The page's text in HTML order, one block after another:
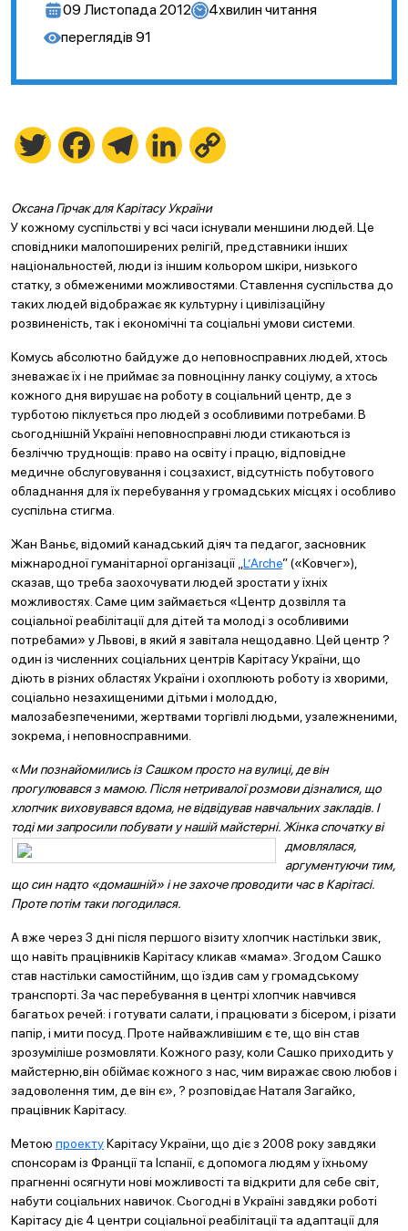
09 Листопада 2012 4хвилин читання
переглядів 91
Twitter FacebookTelegramLinkedIn
Оксана Гірчак для Карітасу України
У кожному суспільстві у всі часи існували меншини людей. Це
сповідники малопоширених релігій, представники інших
національностей, люди із іншим кольором шкіри, низького
статку, з обмеженими можливостями. Ставлення суспільства до
таких людей відображає як культурну і цивілізаційну
розвиненість, так і економічні та соціальні умови системи.
Комусь абсолютно байдуже до неповносправних людей, хтось
зневажає їх і не приймає за повноцінну ланку соціуму, а хтось
кожного дня вирушає на роботу в соціальний центр, де з
турботою піклується про людей з особливими потребами. В
сьогоднішній Україні неповносправні люди стикаються із
безліччю труднощів: право на освіту і працю, відповідне
медичне обслуговування і соцзахист, відсутність побутового
обладнання для їх перебування у громадських місцях і особливо
суспільна стигма.
Жан Ваньє, відомий канадський діяч та педагог, засновник
міжнародної гуманітарної організації „ L’Arche” («Ковчег»),
сказав, що треба заохочувати людей зростати у їхніх
можливостях. Саме цим займається «Центр дозвілля та
соціальної реабілітації для дітей та молоді з особливими
потребами» у Львові, в який я завітала нещодавно. Цей центр ?
один із численних соціальних центрів Карітасу України, що
діють в різних областях України і охоплюють роботу із хворими,
соціально незахищеними дітьми і молоддю,
малозабезпеченими, жертвами торгівлі людьми, узалежненими,
зокрема, і неповносправними.
«Ми познайомились із Сашком просто на вулиці, де він
прогулювався з мамою. Після нетривалої розмови дізналися, що
хлопчик виховувався вдома, не відвідував навчальних закладів. І
тоді ми запросили побувати у нашій майстерні. Жінка спочатку ві
дмовлялася,
аргументуючи тим,
що син надто «домашній» і не захоче проводити час в Карітасі.
Проте потім таки погодилася.
А вже через 3 дні після першого візиту хлопчик настільки звик,
що навіть працівників Карітасу кликав «мама». Згодом Сашко
став настільки самостійним, що їздив сам у громадському
транспорті. За час перебування в центрі хлопчик навчився
багатьох речей: і готувати салати, і працювати з бісером, і різати
папір, і мити посуд. Проте найважливішим є те, що він став
зрозуміліше розмовляти. Кожного разу, коли Сашко приходить у
майстерню,він обіймає кожного з нас, чим виражає свою любов і
задоволення тим, де він є», ? розповідає Наталя Загайко,
працівник Карітасу.
Метою проектуКарітасу України, що діє з 2008 року завдяки
спонсорам із Франції та Іспанії, є допомога людям у їхньому
прагненні осягнути нові можливості та відкрити для себе світ,
набути соціальних навичок. Сьогодні в Україні завдяки роботі
Карітасу діє 4 центри соціальної реабілітації та адаптації для